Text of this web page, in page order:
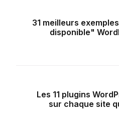
31 meilleurs
disponible"
Les 11 plugins
sur chaque site